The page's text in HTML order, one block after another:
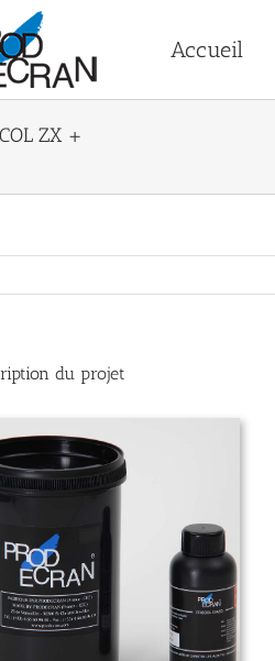
Accueil
ZX +
du projet